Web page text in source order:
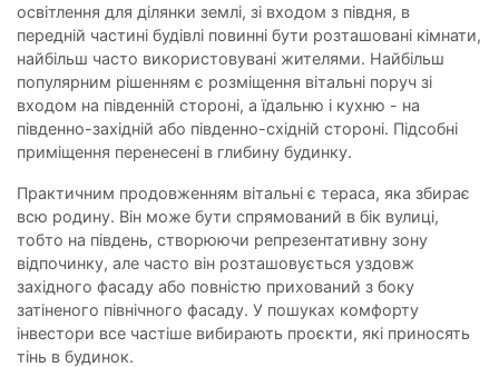
освітлення для ділянки землі, зі входом з півдня, в
передній частині будівлі повинні бути розташовані кімнати,
найбільш часто використовувані жителями. Найбільш
популярним рішенням є розміщення вітальні поруч зі
входом на південній стороні, а їдальню і кухню - на
південно-західній або південно-східній стороні. Підсобні
приміщення перенесені в глибину будинку.
Практичним продовженням вітальні є тераса, яка збирає
всю родину. Він може бути спрямований в бік вулиці,
тобто на південь, створюючи репрезентативну зону
відпочинку, але часто він розташовується уздовж
західного фасаду або повністю прихований з боку
затіненого північного фасаду. У пошуках комфорту
інвестори все частіше вибирають проєкти, які приносять
тінь в будинок.